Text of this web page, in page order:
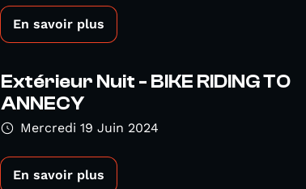
En savoir plus
Extérieur Nuit - BIKE RIDING TO
ANNECY
Mercredi 19 Juin 2024
En savoir plus